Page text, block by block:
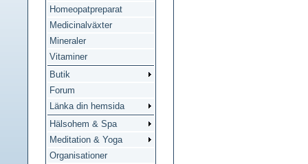
Homeopatpreparat
Medicinalväxter
Mineraler
Vitaminer
Butik
Forum
Länka din hemsida
Hälsohem & Spa
Meditation & Yoga
Organisationer